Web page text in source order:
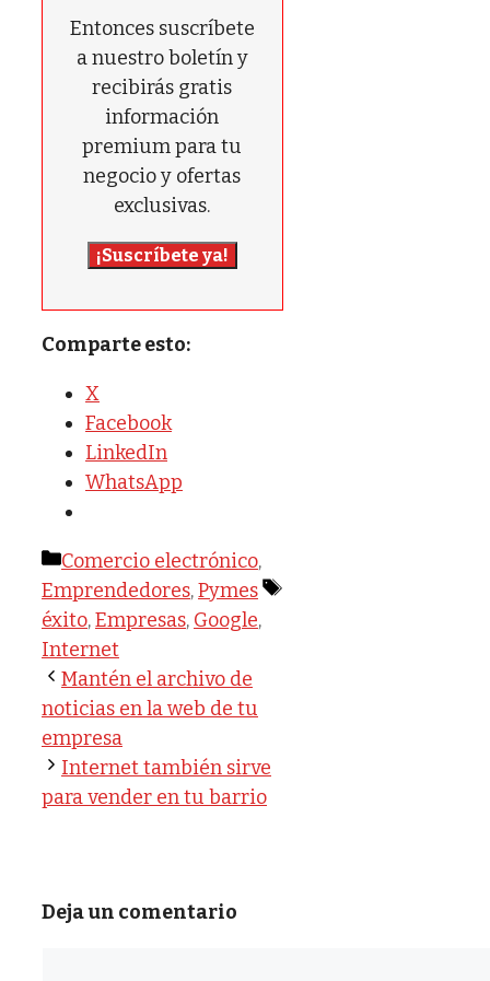
Entonces suscríbete
a nuestro boletín y
recibirás gratis
información
premium para tu
negocio y ofertas
exclusivas.
¡Suscríbete ya!
Comparte esto:
X
Facebook
LinkedIn
WhatsApp
Categorías
Comercio electrónico,
Emprendedores,Pymes
Etiquetas
éxito,Empresas, Google,
Internet
Mantén el archivo de
noticias en la web de tu
empresa
Internet también sirve
para vender en tu barrio
Deja un comentario